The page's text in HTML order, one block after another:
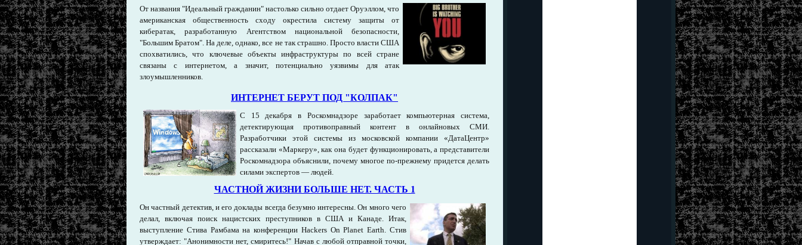
От названия "Идеальный гражданин" настолько сильно отдает Оруэллом, что
американская общественность сходу окрестила систему защиты от
кибератак, разработанную Агентством национальной безопасности,
"Большим Братом". На деле, однако, все не так страшно. Просто власти США
спохватились, что ключевые объекты инфраструктуры по всей стране
связаны с интернетом, а значит, потенциально уязвимы для атак
злоумышленников.
ИНТЕРНЕТ БЕРУТ ПОД "КОЛПАК"
С 15 декабря в Роскомнадзоре заработает компьютерная система,
детектирующая противоправный контент в онлайновых СМИ.
Разработчики этой системы из московской компании «ДатаЦентр»
рассказали «Маркеру», как она будет функционировать, а представители
Роскомнадзора объяснили, почему многое по-прежнему придется делать
силами экспертов — людей.
ЧАСТНОЙ ЖИЗНИ БОЛЬШЕ НЕТ. ЧАСТЬ 1
Он частный детектив, и его доклады всегда безумно интересны. Он много чего
делал, включая поиск нацистских преступников в США и Канаде. Итак,
выступление Стива Рамбама на конференции Hackers On Planet Earth. Стив
утверждает: "Анонимности нет, смиритесь!" Начав с любой отправной точки,